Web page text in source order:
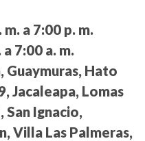
m. a 7:00 p. m.
7:00 a. m.
Guaymuras, Hato
Jacaleapa, Lomas
San Ignacio,
Villa Las Palmeras,